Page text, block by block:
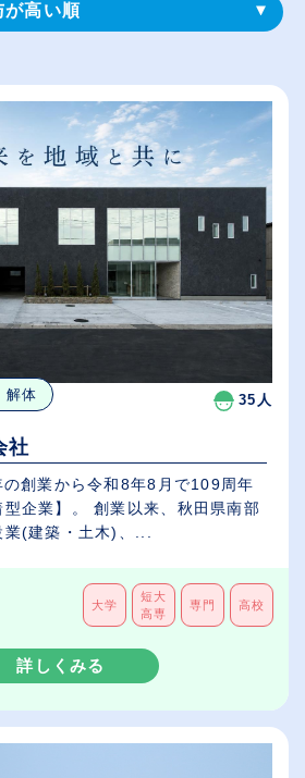
が高い順
員が多い順
数が多い順
解体 35人
社
企業】。 創業以来、秋田県南部
(建築・土木)、...
大学
短大
高専
専門 高校
詳しくみる